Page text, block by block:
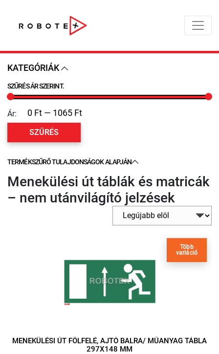
KATEGÓRIÁK
SZŰRÉS ÁR SZERINT.
Ár:
SZŰRÉS
TERMÉKSZŰRŐ TULAJDONSÁGOK ALAPJÁN
Menekülési út táblák és matricák
– nem utánvilágító jelzések
Több
variáció
MENEKÜLÉSI ÚT FÖLFELÉ, AJTÓ BALRA/ MŰANYAG TÁBLA
297X148 MM